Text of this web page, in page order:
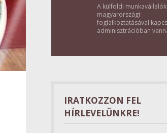
A külföldi munkavállalók
magyarországi
foglalkoztatásával
adminisztrációban
valójában azonban
IRATKOZZON FEL
HÍRLEVELÜNKRE!